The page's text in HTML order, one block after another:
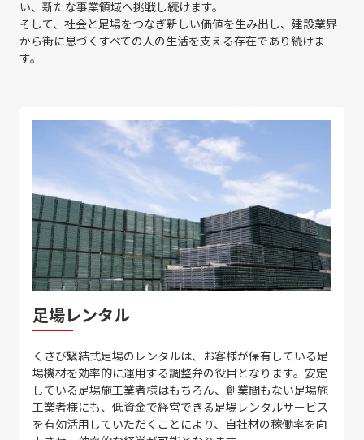
い、新たな事業領域へ挑戦し続けます。
そして、社会と足場をつなぎ新しい価値を生み出し、建設業界
から街に息づくすべての人の生活を支える存在であり続けま
す。
足場レンタル
くさび緊結式足場のレンタルは、お客様が保有している足
場機材を効率的に運用する調整弁の役目となります。安定
している足場施工業者様はもちろん、創業間もない足場施
工業者様にも、低資金で経営できる足場レンタルサービス
を有効活用していただくことにより、自社材の稼働率を向